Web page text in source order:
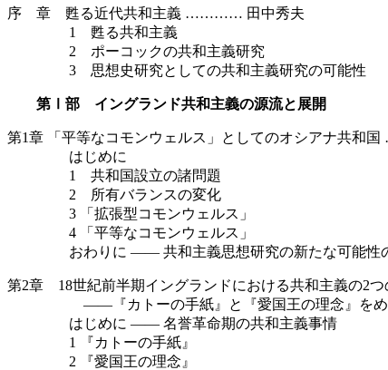
序 章 甦る近代共和主義 ………… 田中秀夫
1 甦る共和主義
2 ポーコックの共和主義研究
3 思想史研究としての共和主義研究の可能性
第Ⅰ部 イングランド共和主義の源流と展開
第1章 「平等なコモンウェルス」としてのオシアナ共
はじめに
1 共和国設立の諸問題
2 所有バランスの変化
3 「拡張型コモンウェルス」
4 「平等なコモンウェルス」
おわりに —— 共和主義思想研究の新たな可能性
第2章 18世紀前半期イングランドにおける共和主義の
——『カトーの手紙』と『愛国王の理念』をめ
はじめに —— 名誉革命期の共和主義事情
1 『カトーの手紙』
2 『愛国王の理念』